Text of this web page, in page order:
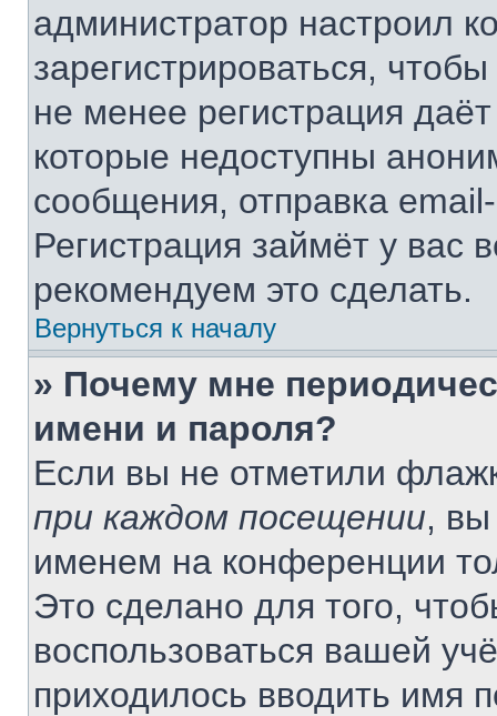
администратор настроил
зарегистрироваться,
не менее регистрация
которые недоступны
сообщения, отправка
Регистрация займёт у вас
рекомендуем это сделать.
Вернуться к началу
» Почему мне
имени и пароля?
Если вы не отметили
при каждом посещении, вы
именем на конференции
Это сделано для того,
воспользоваться вашей
приходилось вводить имя